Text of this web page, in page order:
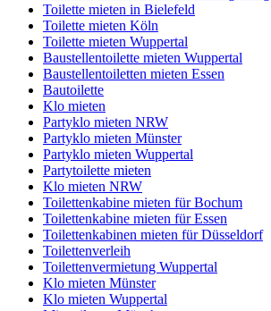
Toilette mieten in Bielefeld
Toilette mieten Köln
Toilette mieten Wuppertal
Baustellentoilette mieten Wuppertal
Baustellentoiletten mieten Essen
Bautoilette
Klo mieten
Partyklo mieten NRW
Partyklo mieten Münster
Partyklo mieten Wuppertal
Partytoilette mieten
Klo mieten NRW
Toilettenkabine mieten für Bochum
Toilettenkabine mieten für Essen
Toilettenkabinen mieten für Düsseldorf
Toilettenverleih
Toilettenvermietung Wuppertal
Klo mieten Münster
Klo mieten Wuppertal